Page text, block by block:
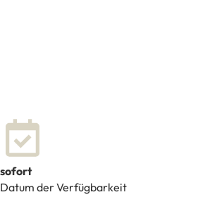
sofort
Datum der Verfügbarkeit